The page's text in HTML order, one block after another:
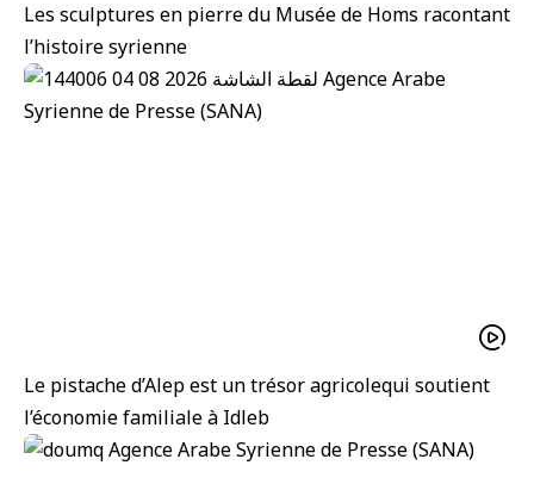
Les sculptures en pierre du Musée de Homs racontant
l’histoire syrienne
Le pistache d’Alep est un trésor agricolequi soutient
l’économie familiale à Idleb